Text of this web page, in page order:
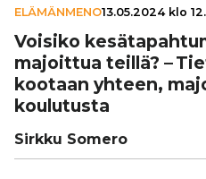
ELÄMÄNMENO13.05.2024 klo
Voisiko
majoittua teillä? –
kootaan yhteen,
kou­lu­tusta
Sirkku Somero